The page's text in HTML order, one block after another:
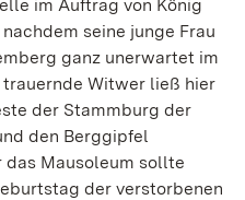
im Auftrag von König
seine junge Frau
ganz unerwartet im
trauernde Witwer ließ hier
der Stammburg der
den Berggipfel
das Mausoleum sollte
der verstorbenen